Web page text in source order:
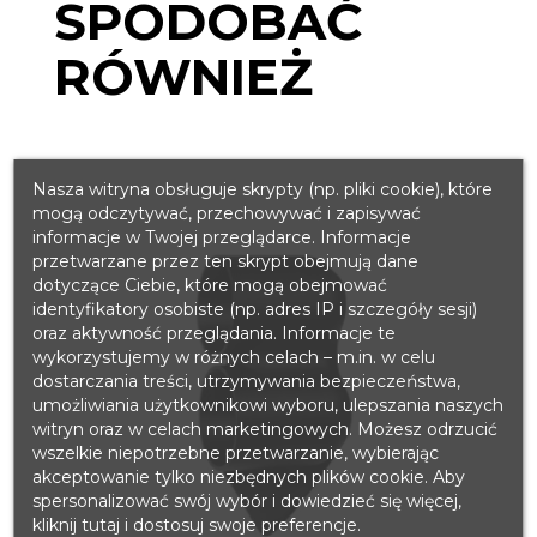
SPODOBAĆ
RÓWNIEŻ
Nasza witryna obsługuje skrypty (np. pliki cookie), które
mogą odczytywać, przechowywać i zapisywać
informacje w Twojej przeglądarce. Informacje
przetwarzane przez ten skrypt obejmują dane
dotyczące Ciebie, które mogą obejmować
identyfikatory osobiste (np. adres IP i szczegóły sesji)
oraz aktywność przeglądania. Informacje te
wykorzystujemy w różnych celach – m.in. w celu
dostarczania treści, utrzymywania bezpieczeństwa,
umożliwiania użytkownikowi wyboru, ulepszania naszych
witryn oraz w celach marketingowych. Możesz odrzucić
wszelkie niepotrzebne przetwarzanie, wybierając
akceptowanie tylko niezbędnych plików cookie. Aby
spersonalizować swój wybór i dowiedzieć się więcej,
kliknij tutaj i dostosuj swoje preferencje.